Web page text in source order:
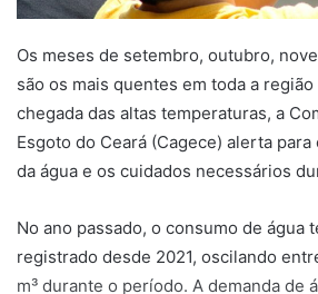
Os meses de setembro, outubro,
são os mais quentes em toda a
chegada das altas temperaturas, a
Esgoto do Ceará (Cagece) alerta
da água e os cuidados necessários
No ano passado, o consumo de água
registrado desde 2021, oscilando
m³ durante o período. A demanda de